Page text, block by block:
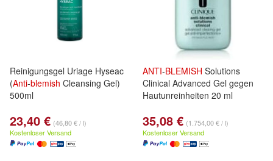
Reinigungsgel Uriage Hyseac
(Anti-blemish Cleansing Gel)
500ml
23,40 € (46,80 € / l)
Kostenloser Versand
ANTI-BLEMISH Solutions
Clinical Advanced Gel gegen
Hautunreinheiten 20 ml
35,08 € (1.754,00 € / l)
Kostenloser Versand